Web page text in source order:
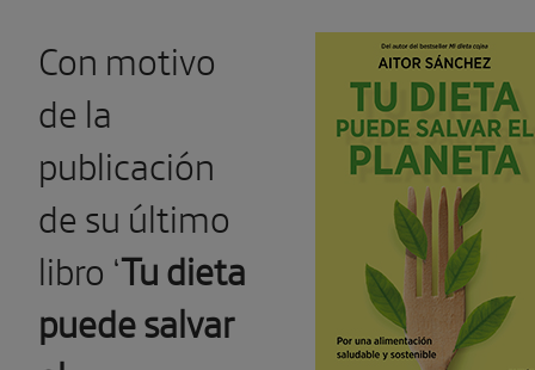
Con motivo
de la
publicación
de su último
libro ‘Tu dieta
puede salvar